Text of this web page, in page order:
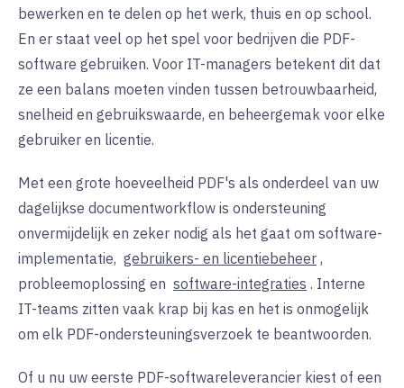
bewerken en te delen op het werk, thuis en op school.
En er staat veel op het spel voor bedrijven die PDF-
software gebruiken. Voor IT-managers betekent dit dat
ze een balans moeten vinden tussen betrouwbaarheid,
snelheid en gebruikswaarde, en beheergemak voor elke
gebruiker en licentie.
Met een grote hoeveelheid PDF's als onderdeel van uw
dagelijkse documentworkflow is ondersteuning
onvermijdelijk en zeker nodig als het gaat om software-
implementatie, gebruikers- en licentiebeheer ,
probleemoplossing en software-integraties . Interne
IT-teams zitten vaak krap bij kas en het is onmogelijk
om elk PDF-ondersteuningsverzoek te beantwoorden.
Of u nu uw eerste PDF-softwareleverancier kiest of een